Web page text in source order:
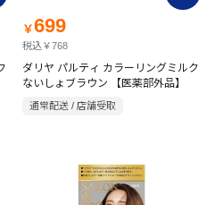
￥699
税込￥768
ダリヤ パルティ カラーリングミルク
ないしょブラウン 【医薬部外品】
通常配送 / 店舗受取